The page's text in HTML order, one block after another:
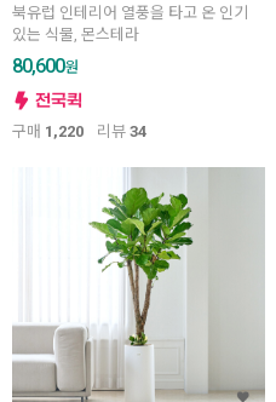
북유럽 인테리어 열풍을 타고 온 인기
있는 식물, 몬스테라
80,600원
구매 1,220 리뷰 34